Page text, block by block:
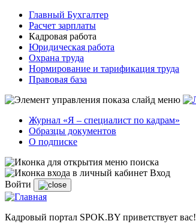
Главный Бухгалтер
Расчет зарплаты
Кадровая работа
Юридическая работа
Охрана труда
Нормирование и тарификация труда
Правовая база
Журнал «Я – специалист по кадрам»
Образцы документов
О подписке
Вход
Войти
Кадровый портал SPOK.BY приветствует вас!